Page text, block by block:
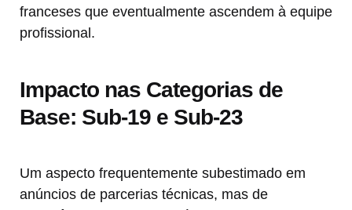
franceses que eventualmente ascendem à equipe
profissional.
Impacto nas Categorias de
Base: Sub-19 e Sub-23
Um aspecto frequentemente subestimado em
anúncios de parcerias técnicas, mas de